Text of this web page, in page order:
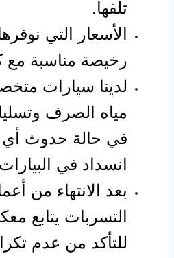
تلفها.
الأسعار التي
رخيصة مناسبة مع
لدينا سيارات
مياه الصرف
في حالة حدوث أي
انسداد في
بعد الانتهاء من
التسربات يتابع
للتأكد من عدم